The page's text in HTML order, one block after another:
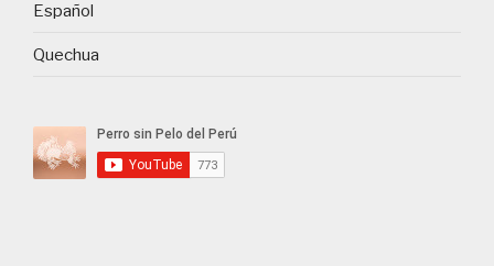
Español
Quechua